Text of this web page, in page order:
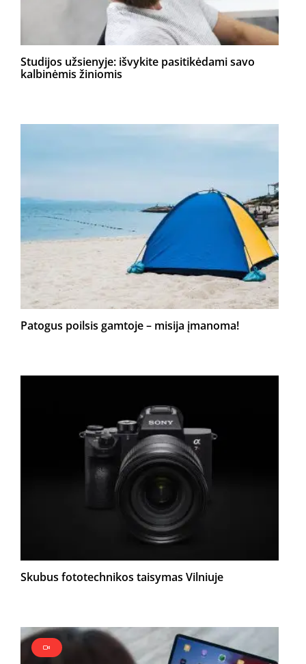
Studijos užsienyje: išvykite pasitikėdami savo
kalbinėmis žiniomis
Patogus poilsis gamtoje – misija įmanoma!
Skubus fototechnikos taisymas Vilniuje